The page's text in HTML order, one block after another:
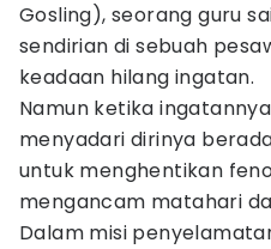
Gosling), seorang guru
sendirian di sebuah
keadaan hilang ingatan.
Namun ketika
menyadari dirinya
untuk menghentikan
mengancam matahari
Dalam misi